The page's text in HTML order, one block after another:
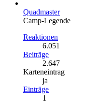
Quadmaster
Camp-Legende
Reaktionen
6.051
Beiträge
2.647
Karteneintrag
ja
Einträge
1